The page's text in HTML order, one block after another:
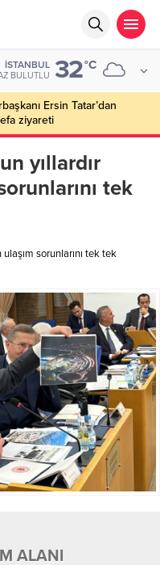
İSTANBUL
BULUTLU 32°C
Ersin Tatar’dan
ziyareti
yıllardır
tek
ulaşım sorunlarını tek tek
ALANI